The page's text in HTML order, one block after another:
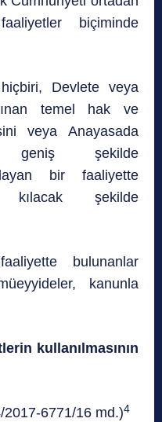
biçiminde
Devlete veya
temel hak ve
veya Anayasada
geniş şekilde
bir faaliyette
kılacak şekilde
bulunanlar
kanunla
kullanılmasının
2017-6771/16 md.)4